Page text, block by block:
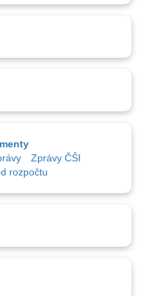
Zprávy ČŠI
rozpočtu